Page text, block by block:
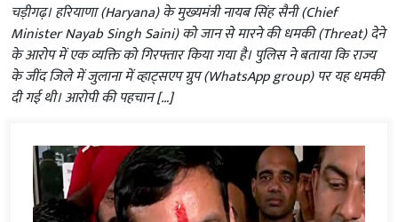
चड़ीगढ़। हरियाणा (Haryana) के मुख्यमंत्री नायब सिंह सैनी (Chief
Minister Nayab Singh Saini) को जान से मारने की धमकी (Threat) देने
के आरोप में एक व्यक्ति को गिरफ्तार किया गया है। पुलिस ने बताया कि राज्य
के जींद जिले में जुलाना में व्हाट्सएप ग्रुप (WhatsApp group) पर यह धमकी
दी गई थी। आरोपी की पहचान […]